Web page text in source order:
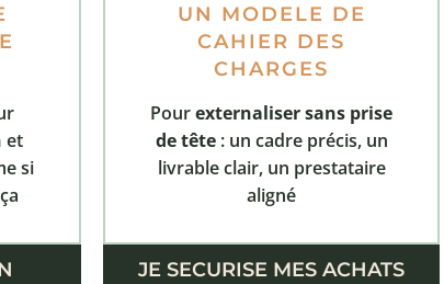
et
si
UN MODELE DE
CAHIER DES
CHARGES
Pourexternaliser sans prise
de tête: un cadre précis, un
livrable clair, un prestataire
aligné
JE SECURISE MES ACHATS